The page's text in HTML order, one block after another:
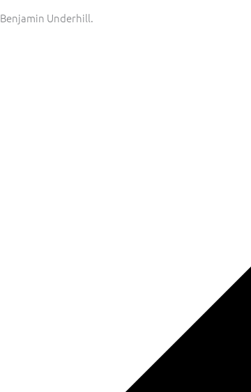
Benjamin Underhill.